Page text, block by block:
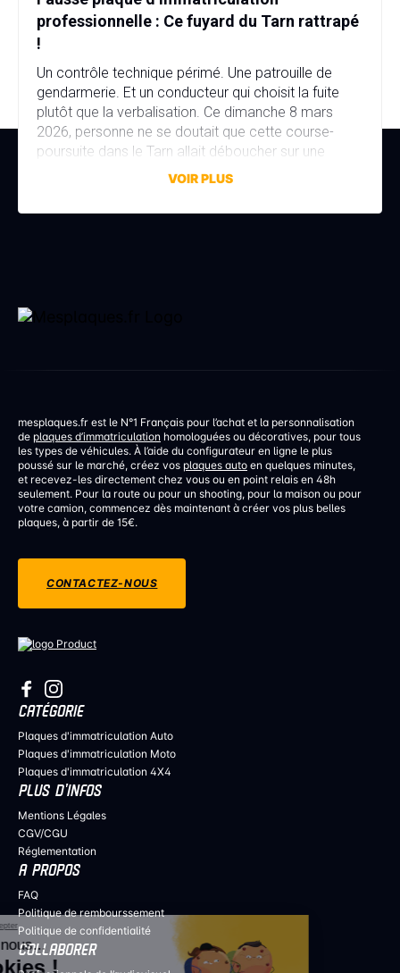
Continuer sans accepter
Salut c'est nous...
les Cookies !
professionnelle : Ce fuyard du Tarn rattrapé
!
Un contrôle technique périmé. Une patrouille de
gendarmerie. Et un conducteur qui choisit la fuite
plutôt que la verbalisation. Ce dimanche 8 mars
2026, personne ne se doutait que cette course-
poursuite dans le Tarn allait déboucher sur une
affaire bien plus sérieuse que prévu. Fausse plaque
stupéfiants au domicile… […]
VOIR PLUS
mesplaques.fr est le N°1 Français pour l’achat et la personnalisation
de plaques d’immatriculation homologuées ou décoratives, pour tous
les types de véhicules. À l’aide du configurateur en ligne le plus
poussé sur le marché, créez vos plaques auto en quelques minutes,
et recevez-les directement chez vous ou en point relais en 48h
seulement. Pour la route ou pour un shooting, pour la maison ou pour
votre camion, commencez dès maintenant à créer vos plus belles
plaques, à partir de 15€.
CONTACTEZ-NOUS
CATÉGORIE
Plaques d'immatriculation Auto
Plaques d'immatriculation Moto
Plaques d'immatriculation 4X4
PLUS D’INFOS
Mentions Légales
CGV/CGU
Réglementation
A PROPOS
FAQ
Politique de rembourssement
Politique de confidentialité
COLLABORER